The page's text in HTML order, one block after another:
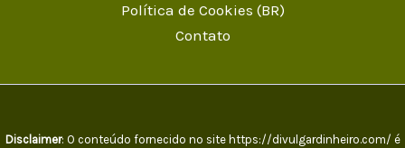
Política de Cookies (BR)
Contato
Disclaimer: O conteúdo fornecido no site https://divulgardinheiro.com/ é